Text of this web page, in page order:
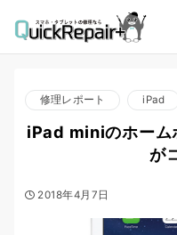
修理レポート iPad
iPad miniのホーム
が
2018年4月7日